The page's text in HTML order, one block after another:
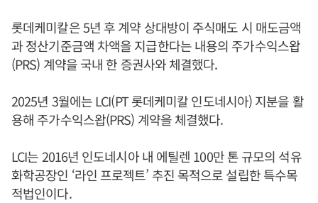
롯데케미칼은 5년 후 계약 상대방이 주식매도 시 매도금액
과 정산기준금액 차액을 지급한다는 내용의 주가수익스왑
(PRS) 계약을 국내 한 증권사와 체결했다.
2025년 3월에는 LCI(PT 롯데케미칼 인도네시아) 지분을 활
용해 주가수익스왑(PRS) 계약을 체결했다.
LCI는 2016년 인도네시아 내 에틸렌 100만 톤 규모의 석유
화학공장인 ‘라인 프로젝트’ 추진 목적으로 설립한 특수목
적법인이다.